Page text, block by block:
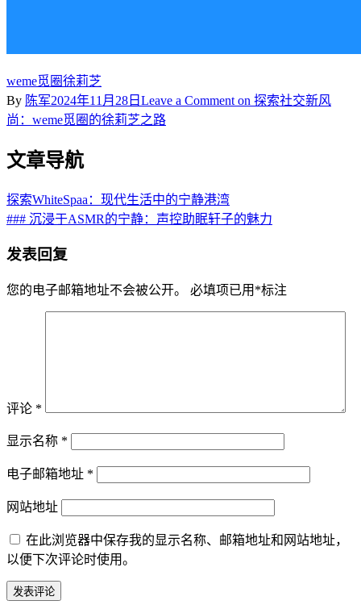
weme觅圈徐莉芝
By 陈军2024年11月28日 Leave a Comment on 探索社交新风
尚：weme觅圈的徐莉芝之路
文章导航
探索WhiteSpaa：现代生活中的宁静港湾
### 沉浸于ASMR的宁静：声控助眠轩子的魅力
发表回复
您的电子邮箱地址不会被公开。 必填项已用 *标注
评论 *
显示名称 *
电子邮箱地址 *
网站地址
在此浏览器中保存我的显示名称、邮箱地址和网站地址，
以便下次评论时使用。